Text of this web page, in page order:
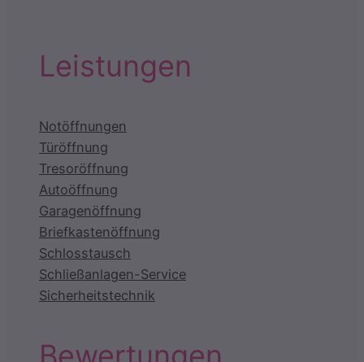
Leistungen
Notöffnungen
Türöffnung
Tresoröffnung
Autoöffnung
Garagenöffnung
Briefkastenöffnung
Schlosstausch
Schließanlagen-Service
Sicherheitstechnik